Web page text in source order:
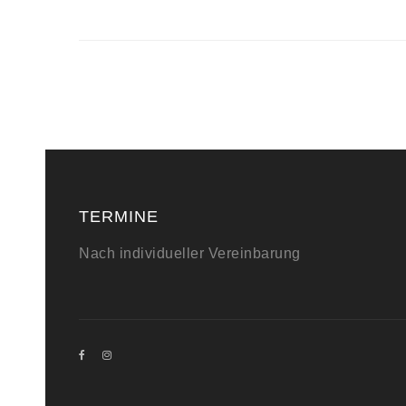
TERMINE
Nach individueller Vereinbarung